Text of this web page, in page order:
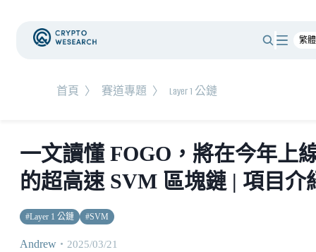
首頁 〉 賽道專題 〉 Layer 1 公鏈
一文讀懂 FOGO，將在今年上
的超高速 SVM 區塊鏈 | 項目介
#Layer 1 公鏈 #SVM
Andrew ・ 2025/03/21